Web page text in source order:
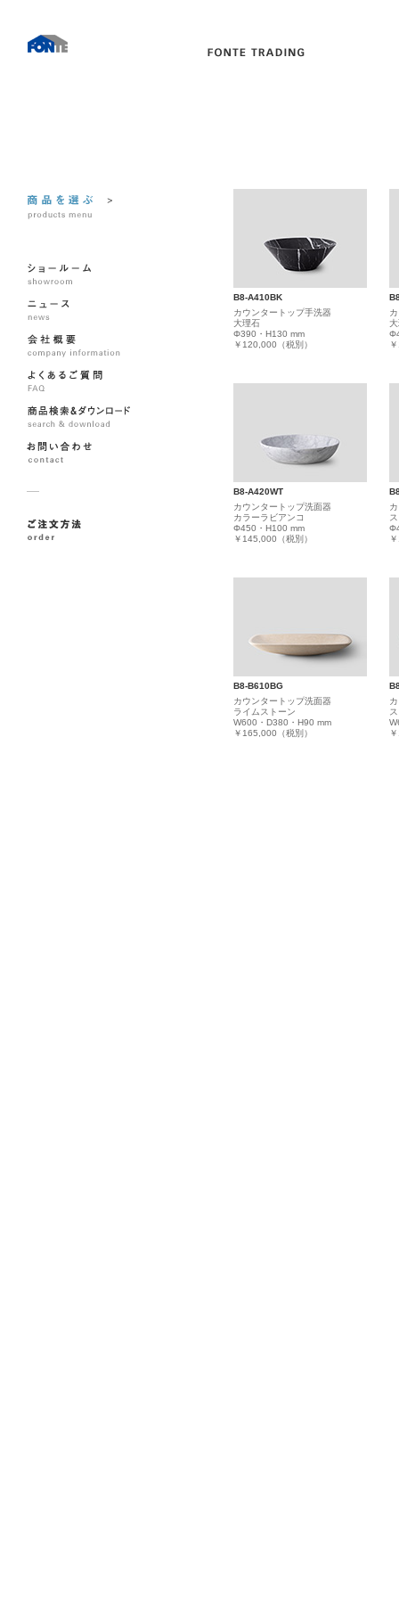
B8-A410BK
カウンタートップ手洗器
大理石
Φ390・H130 mm
￥120,000（税別）
B8-A420WT
カウンタートップ洗面器
カラーラビアンコ
Φ450・H100 mm
￥145,000（税別）
B8-B610BG
カウンタートップ洗面器
ライムストーン
W600・D380・H90 mm
￥165,000（税別）